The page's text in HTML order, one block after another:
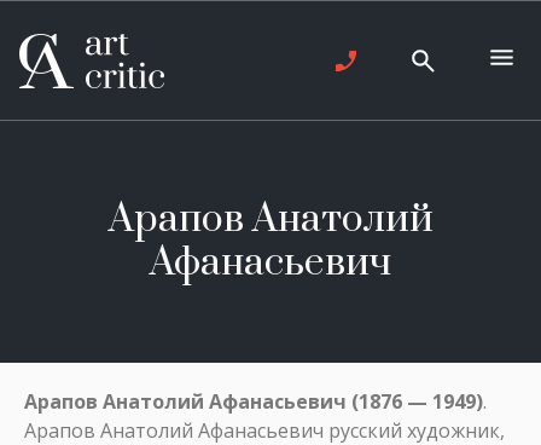
Арапов Анатолий
Афанасьевич
Арапов Анатолий Афанасьевич (1876 — 1949).
Арапов Анатолий Афанасьевич русский художник,